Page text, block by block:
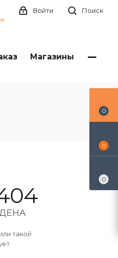
Поиск
Войти
Магазины
такой
0
0
0